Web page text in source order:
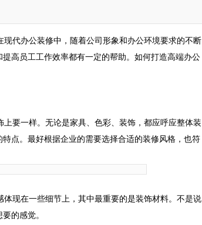
代办公装修中，随着公司形象和办公环境要求的不断
高员工工作效率都有一定的帮助。如何打造高端办公
要一样。无论是家具、色彩、装饰，都应呼应整体装
点。最好根据企业的需要选择合适的装修风格，也符
现在一些细节上，其中最重要的是装饰材料。不是说
的感觉。